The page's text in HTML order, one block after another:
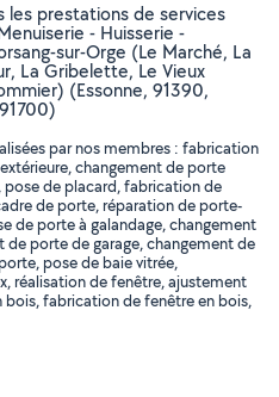
les prestations de services
- Huisserie -
sur-Orge (Le Marché, La
La Gribelette, Le Vieux
(Essonne, 91390,
par nos membres : fabrication
changement de porte
de placard, fabrication de
de porte, réparation de porte-
de porte à galandage, changement
porte de garage, changement de
pose de baie vitrée,
réalisation de fenêtre, ajustement
fabrication de fenêtre en bois,